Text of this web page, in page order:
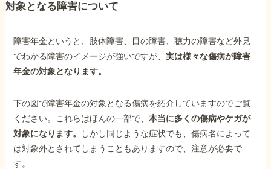
対象となる障害について
障害年金というと、肢体障害、目の障害、聴力の障害など外見
でわかる障害のイメージが強いですが、実は様々な傷病が障害
年金の対象となります。
下の図で障害年金の対象となる傷病を紹介していますのでご覧
ください。これらはほんの一部で、本当に多くの傷病やケガが
対象になります。
しかし同じような症状でも、傷病名によって
は対象外とされてしまうこともありますので、注意が必要で
す。